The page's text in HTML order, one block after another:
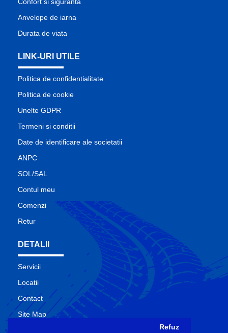
Refuz
Anvelope de iarna
Durata de viata
LINK-URI UTILE
Politica de confidentialitate
Politica de cookie
Unelte GDPR
Termeni si conditii
Date de identificare ale societatii
ANPC
SOL/SAL
Contul meu
Comenzi
Retur
DETALII
Servicii
Locatii
Contact
Site Map